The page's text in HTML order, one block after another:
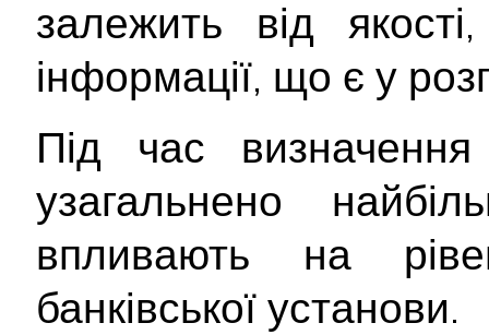
залежить від
інформації, що є у
Під час визначення
узагальнено
впливають на
банківської установи.